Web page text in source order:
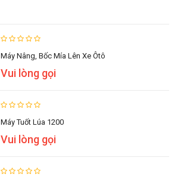
Máy Nâng, Bốc Mía Lên Xe Ôtô
Vui lòng gọi
Máy Tuốt Lúa 1200
Vui lòng gọi